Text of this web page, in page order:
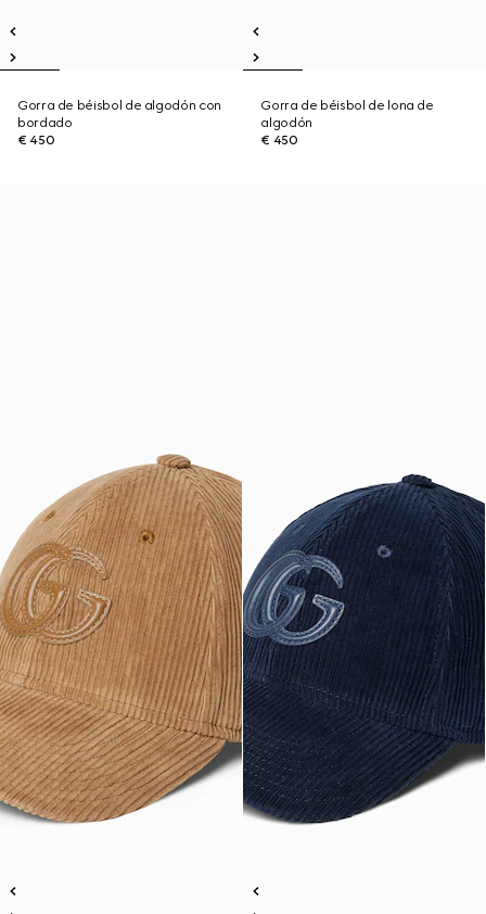
Gorra de béisbol de algodón con
bordado
€ 450
Gorra de béisbol de lona de
algodón
€ 450